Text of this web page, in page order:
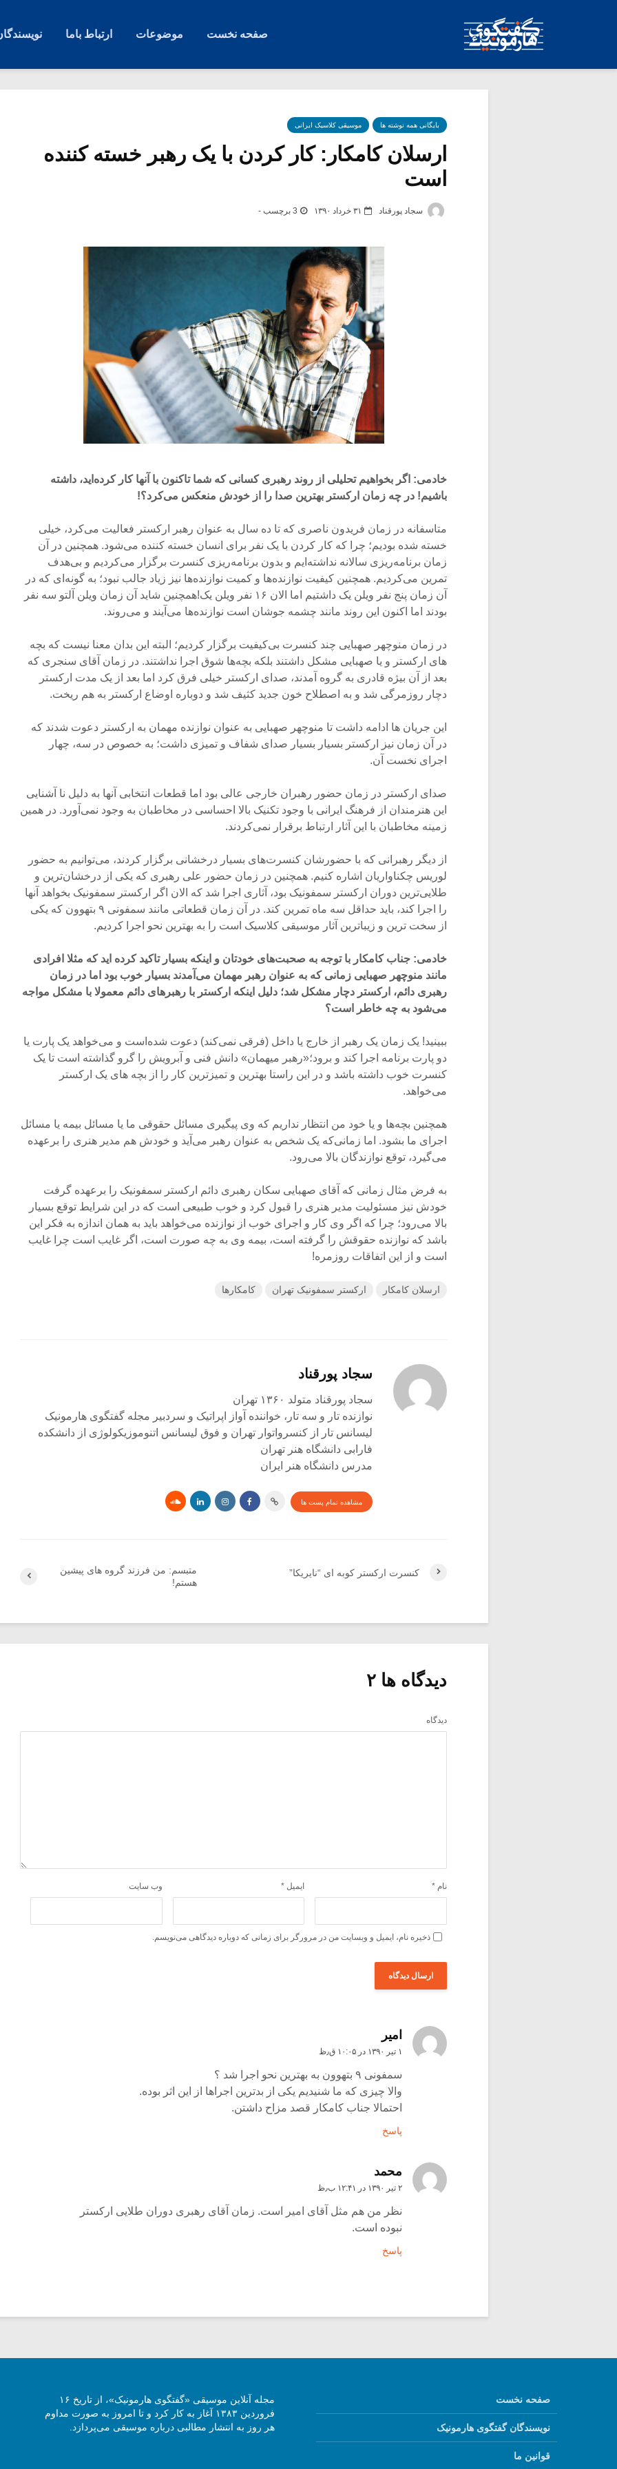
صفحه نخست موضوعات ارتباط باما
بایگانی همه نوشته ها موسیقی کلاسیک ایرانی
ارسلان کامکار: کار کردن با یک رهبر خسته کننده
است
سجاد پورقناد ۳۱ خرداد ۱۳۹۰ 3 برچسب -
خادمی: اگر بخواهیم تحلیلی از روند رهبری کسانی که شما تاکنون با آنها کار کرده‌اید، داشته
باشیم! در چه زمان ارکستر بهترین صدا را از خودش منعکس می‌کرد؟!
متاسفانه در زمان فریدون ناصری که تا ده سال به عنوان رهبر ارکستر فعالیت می‌کرد، خیلی
خسته شده بودیم؛ چرا که کار کردن با یک نفر برای انسان خسته کننده می‌شود. همچنین در آن
زمان برنامه‌ریزی سالانه نداشته‌ایم و بدون برنامه‌ریزی کنسرت برگزار می‌کردیم و بی‌هدف
تمرین می‌کردیم. همچنین کیفیت نوازنده‌ها و کمیت نوازنده‌ها نیز زیاد جالب نبود؛ به گونه‌ای که در
آن زمان پنج نفر ویلن یک داشتیم اما الان ۱۶ نفر ویلن یک!همچنین شاید آن زمان ویلن آلتو سه نفر
بودند اما اکنون این روند مانند چشمه جوشان است نوازنده‌ها می‌آیند و می‌روند.
در زمان منوچهر صهبایی چند کنسرت بی‌کیفیت برگزار کردیم؛ البته این بدان معنا نیست که بچه
های ارکستر و یا صهبایی مشکل داشتند بلکه بچه‌ها شوق اجرا نداشتند. در زمان آقای سنجری که
بعد از آن بیژه قادری به گروه آمدند، صدای ارکستر خیلی فرق کرد اما بعد از یک مدت ارکستر
دچار روزمرگی شد و به اصطلاح خون جدید کثیف شد و دوباره اوضاع ارکستر به هم ریخت.
این جریان ها ادامه داشت تا منوچهر صهبایی به عنوان نوازنده مهمان به ارکستر دعوت شدند که
در آن زمان نیز ارکستر بسیار بسیار صدای شفاف و تمیزی داشت؛ به خصوص در سه، چهار
اجرای نخست آن.
صدای ارکستر در زمان حضور رهبران خارجی عالی بود اما قطعات انتخابی آنها به دلیل نا آشنایی
این هنرمندان از فرهنگ ایرانی با وجود تکنیک بالا احساسی در مخاطبان به وجود نمی‌آورد. در همین
زمینه مخاطبان با این آثار ارتباط برقرار نمی‌کردند.
از دیگر رهبرانی که با حضورشان کنسرت‌های بسیار درخشانی برگزار کردند، می‌توانیم به حضور
لوریس چکناواریان اشاره کنیم. همچنین در زمان حضور علی رهبری که یکی از درخشان‌ترین و
طلایی‌ترین دوران ارکستر سمفونیک بود، آثاری اجرا شد که الان اگر ارکستر سمفونیک بخواهد آنها
را اجرا کند، باید حداقل سه ماه تمرین کند. در آن زمان قطعاتی مانند سمفونی ۹ بتهوون که یکی
از سخت ترین و زیباترین آثار موسیقی کلاسیک است را به بهترین نحو اجرا کردیم.
خادمی: جناب کامکار با توجه به صحبت‌های خودتان و اینکه بسیار تاکید کرده اید که مثلا افرادی
مانند منوچهر صهبایی زمانی که به عنوان رهبر مهمان می‌آمدند بسیار خوب بود اما در زمان
رهبری دائم، ارکستر دچار مشکل شد؛ دلیل اینکه ارکستر با رهبرهای دائم معمولا با مشکل مواجه
می‌شود به چه خاطر است؟
ببینید! یک زمان یک رهبر از خارج یا داخل (فرقی نمی‌کند) دعوت شده‌است و می‌خواهد یک پارت یا
دو پارت برنامه اجرا کند و برود؛«رهبر میهمان» دانش فنی و آبرویش را گرو گذاشته است تا یک
کنسرت خوب داشته باشد و در این راستا بهترین و تمیزترین کار را از بچه های یک ارکستر
می‌خواهد.
همچنین بچه‌ها و یا خود من انتظار نداریم که وی پیگیری مسائل حقوقی ما یا مسائل بیمه یا مسائل
اجرای ما بشود. اما زمانی‌که یک شخص به عنوان رهبر می‌آید و خودش هم مدیر هنری را برعهده
می‌گیرد، توقع نوازندگان بالا می‌رود.
به فرض مثال زمانی که آقای صهبایی سکان رهبری دائم ارکستر سمفونیک را برعهده گرفت
خودش نیز مسئولیت مدیر هنری را قبول کرد و خوب طبیعی است که در این شرایط توقع بسیار
بالا می‌رود؛ چرا که اگر وی کار و اجرای خوب از نوازنده می‌خواهد باید به همان اندازه به فکر این
باشد که نوازنده حقوقش را گرفته است، بیمه وی به چه صورت است، اگر غایب است چرا غایب
است و از این اتفاقات روزمره!
ارسلان کامکار ارکستر سمفونیک تهران کامکارها
سجاد پورقناد
سجاد پورقناد متولد ۱۳۶۰ تهران
نوازنده تار و سه تار، خواننده آواز اپراتیک و سردبیر مجله گفتگوی هارمونیک
لیسانس تار از کنسرواتوار تهران و فوق لیسانس اتنوموزیکولوژی از دانشکده
فارابی دانشگاه هنر تهران
مدرس دانشگاه هنر ایران
مشاهده تمام پست ها
متبسم: من فرزند گروه های پیشین
هستم!
کنسرت ارکستر کوبه ای “نایریکا”
دیدگاه ها ۲
دیدگاه
نام * ایمیل * وب‌ سایت
ذخیره نام، ایمیل و وبسایت من در مرورگر برای زمانی که دوباره دیدگاهی می‌نویسم.
امیر
۱ تیر ۱۳۹۰ در ۱۰:۰۵ ق٫ظ
سمفونی ۹ بتهوون به بهترین نحو اجرا شد ؟
والا چیزی که ما شنیدیم یکی از بدترین اجراها از این اثر بوده.
احتمالا جناب کامکار قصد مزاح داشتن.
پاسخ
محمد
۲ تیر ۱۳۹۰ در ۱۲:۴۱ ب٫ظ
نظر من هم مثل آقای امیر است. زمان آقای رهبری دوران طلایی ارکستر
نبوده است.
پاسخ
صفحه نخست
نویسندگان گفتگوی هارمونیک
قوانین ما
مجله آنلاین موسیقی «گفتگوی هارمونیک»، از تاریخ ۱۶
فروردین ۱۳۸۳ آغاز به کار کرد و تا امروز به صورت مداوم
هر روز به انتشار مطالبی درباره موسیقی می‌پردازد.